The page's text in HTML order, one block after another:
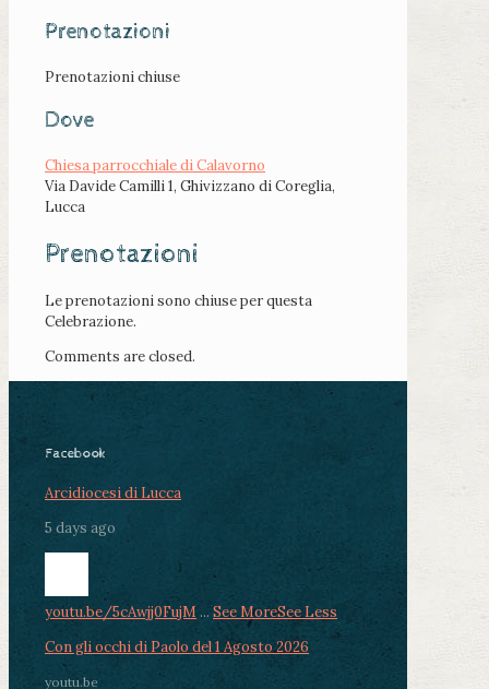
Prenotazioni
Prenotazioni chiuse
Dove
Chiesa parrocchiale di Calavorno
Via Davide Camilli 1, Ghivizzano di Coreglia,
Lucca
Prenotazioni
Le prenotazioni sono chiuse per questa
Celebrazione.
Comments are closed.
Facebook
Arcidiocesi di Lucca
5 days ago
youtu.be/5cAwjj0FujM ... See MoreSee Less
Con gli occhi di Paolo del 1 Agosto 2026
youtu.be